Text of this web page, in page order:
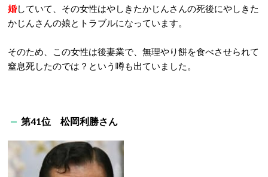
婚していて、その女性はやしきたかじんさんの死後にやしきた
かじんさんの娘とトラブルになっています。
そのため、この女性は後妻業で、無理やり餅を食べさせられて
窒息死したのでは？という噂も出ていました。
第41位 松岡利勝さん